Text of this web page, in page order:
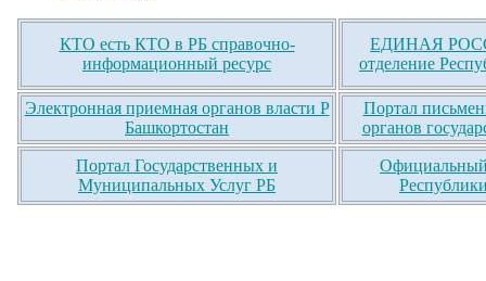
КТО есть КТО в РБ справочно-
информационный ресурс
ЕДИНАЯ
отделение
Электронная приемная органов власти Р
Башкортостан
Портал
органов
Портал Государственных и
Муниципальных Услуг РБ
Официальный